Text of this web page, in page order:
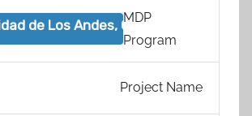
de Los Andes, Colombia
MDP
Program
Project Name